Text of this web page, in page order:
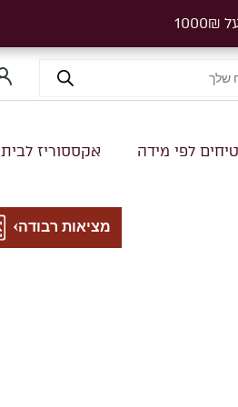
לפי מידה אקססוריז לבית
מציאות רבודה